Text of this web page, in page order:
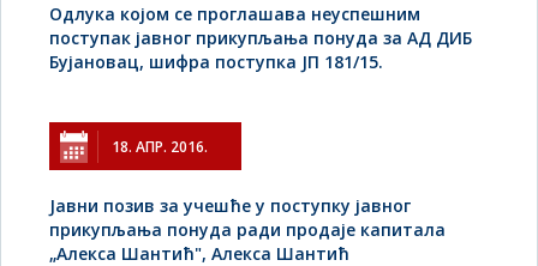
Одлука којом се проглашава неуспешним
поступак јавног прикупљања понуда за АД ДИБ
Бујановац, шифра поступка ЈП 181/15.
18. АПР. 2016.
Jавни позив за учешће у поступку јавног
прикупљања понуда ради продаје капитала
„Алекса Шантић", Алекса Шантић